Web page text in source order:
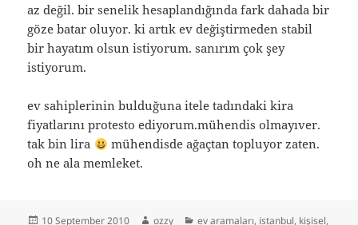
az değil. bir senelik hesaplandığında fark dahada bir
göze batar oluyor. ki artık ev değiştirmeden stabil
bir hayatım olsun istiyorum. sanırım çok şey
istiyorum.
ev sahiplerinin bulduğuna itele tadındaki kira
fiyatlarını protesto ediyorum.mühendis olmayıver.
tak bin lira
mühendisde ağaçtan topluyor zaten.
oh ne ala memleket.
Posted
10 September 2010 Author
ozzy Categories
ev aramaları, istanbul, kişisel,